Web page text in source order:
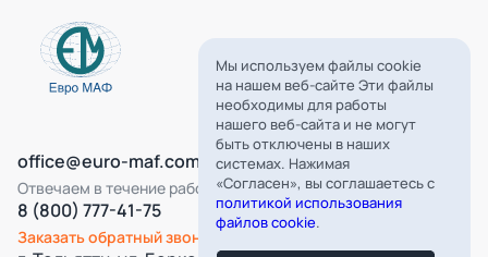
office@euro-maf.com
Отвечаем в течение рабочего дня
8 (800) 777-41-75
Заказать обратный звонок
Мы используем файлы cookie
на нашем веб-сайте Эти файлы
необходимы для работы
нашего веб-сайта и не могут
быть отключены в наших
системах. Нажимая
«Согласен», вы соглашаетесь с
политикой использования
файлов cookie.